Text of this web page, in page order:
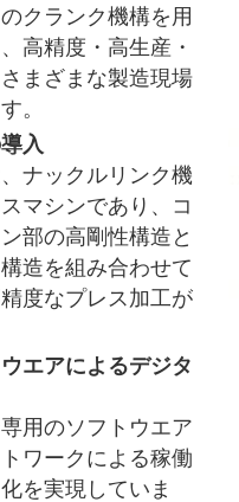
クランク機構を用
高精度・高生産・
まざまな製造現場
。
入
ナックルリンク機
マシンであり、コ
部の高剛性構造と
造を組み合わせて
度なプレス加工が
エアによるデジタ
用のソフトウエア
ワークによる稼働
を実現していま